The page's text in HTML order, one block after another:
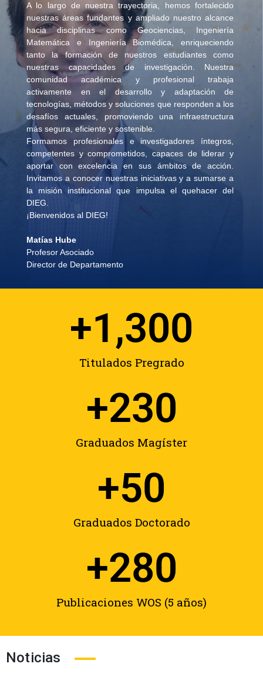
A lo largo de nuestra trayectoria, hemos fortalecido
nuestras áreas fundantes y ampliado nuestro alcance
hacia disciplinas como Geociencias, Ingeniería
Matemática e Ingeniería Biomédica, enriqueciendo
tanto la formación de nuestros estudiantes como
nuestras capacidades de investigación. Nuestra
comunidad académica y profesional trabaja
activamente en el desarrollo y adaptación de
tecnologías, métodos y soluciones que responden a los
desafíos actuales, promoviendo una infraestructura
más segura, eficiente y sostenible.
Formamos profesionales e investigadores íntegros,
competentes y comprometidos, capaces de liderar y
aportar con excelencia en sus ámbitos de acción.
Invitamos a conocer nuestras iniciativas y a sumarse a
la misión institucional que impulsa el quehacer del
DIEG.
¡Bienvenidos al DIEG!
Matías Hube
Profesor Asociado
Director de Departamento
Titulados Pregrado
+1,300
Graduados Magíster
+230
Graduados Doctorado
+50
Publicaciones WOS (5 años)
+280
Noticias